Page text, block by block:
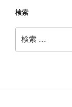
検索
索: